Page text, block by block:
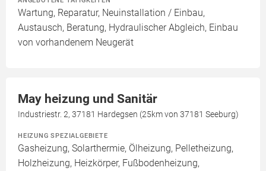
Wartung, Reparatur, Neuinstallation / Einbau,
Austausch, Beratung, Hydraulischer Abgleich, Einbau
von vorhandenem Neugerät
May heizung und Sanitär
Industriestr. 2, 37181 Hardegsen (25km von 37181 Seeburg)
HEIZUNG SPEZIALGEBIETE
Gasheizung, Solarthermie, Ölheizung, Pelletheizung,
Holzheizung, Heizkörper, Fußbodenheizung,